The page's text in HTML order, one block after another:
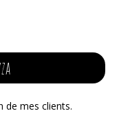
de mes clients.